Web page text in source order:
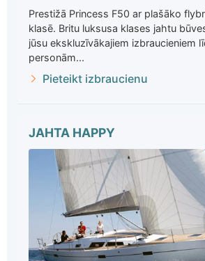
Prestižā Princess F50 ar plašāko
klasē. Britu luksusa klases jahtu
jūsu ekskluzīvākajiem izbraucieniem
personām...
Pieteikt izbraucienu
JAHTA HAPPY